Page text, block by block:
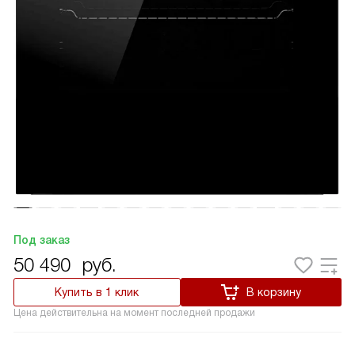
Под заказ
50 490 руб.
Купить в 1 клик В корзину
Цена действительна на момент последней продажи